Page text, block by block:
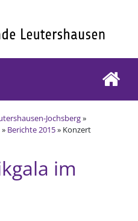
Jochsberg»
» Berichte 2015» Konzert
im